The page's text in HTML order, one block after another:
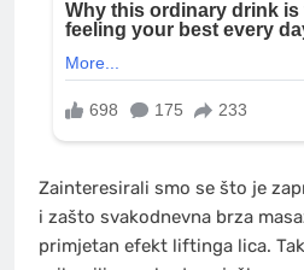
Zainteresirali smo se što je
i zašto svakodnevna brza
primjetan efekt liftinga lica.